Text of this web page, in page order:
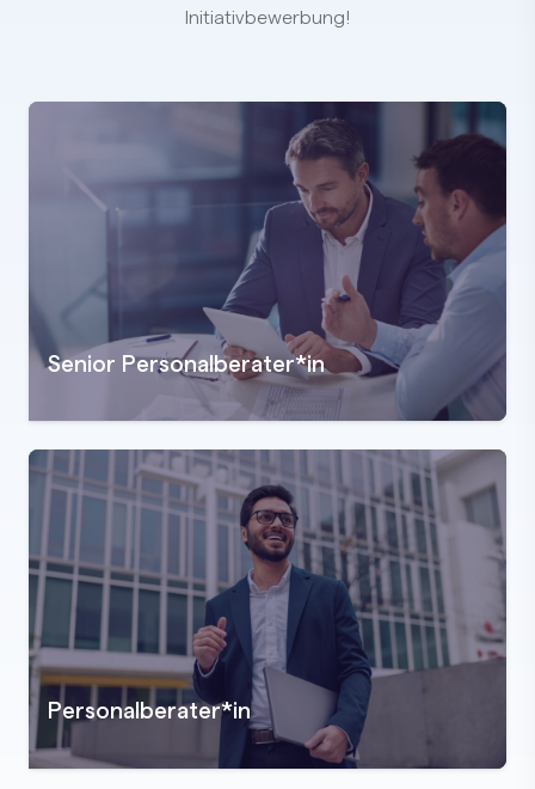
Initiativbewerbung!
Senior Personalberater*in
Personalberater*in